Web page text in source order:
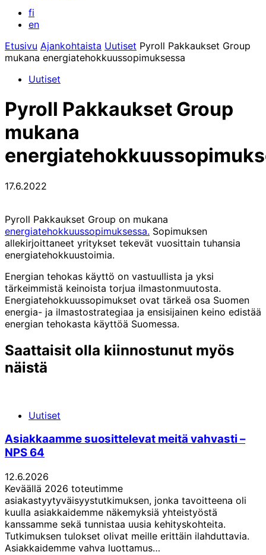
fi
en
Etusivu Ajankohtaista Uutiset Pyroll Pakkaukset Group
mukana energiatehokkuussopimuksessa
Uutiset
Pyroll Pakkaukset Group
mukana
17.6.2022
Pyroll Pakkaukset Group on mukana
energiatehokkuussopimuksessa. Sopimuksen
allekirjoittaneet yritykset tekevät vuosittain tuhansia
energiatehokkuustoimia.
Energian tehokas käyttö on vastuullista ja yksi
tärkeimmistä keinoista torjua ilmastonmuutosta.
Energiatehokkuussopimukset ovat tärkeä osa Suomen
energia- ja ilmastostrategiaa ja ensisijainen keino edistää
energian tehokasta käyttöä Suomessa.
Saattaisit olla kiinnostunut myös
näistä
Uutiset
Asiakkaamme suosittelevat meitä vahvasti –
NPS 64
12.6.2026
Keväällä 2026 toteutimme
asiakastyytyväisyystutkimuksen, jonka tavoitteena oli
kuulla asiakkaidemme näkemyksiä yhteistyöstä
kanssamme sekä tunnistaa uusia kehityskohteita.
Tutkimuksen tulokset olivat meille erittäin ilahduttavia.
Asiakkaidemme vahva luottamus…